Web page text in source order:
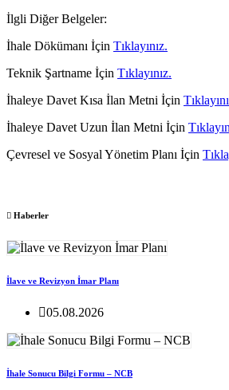
İlgli Diğer Belgeler:
İhale Dökümanı İçin Tıklayınız.
Teknik Şartname İçin Tıklayınız.
İhaleye Davet Kısa İlan Metni İçin
İhaleye Davet Uzun İlan Metni İçin
Çevresel ve Sosyal Yönetim Planı İçin
Haberler
İlave ve Revizyon İmar Planı
05.08.2026
İhale Sonucu Bilgi Formu – NCB